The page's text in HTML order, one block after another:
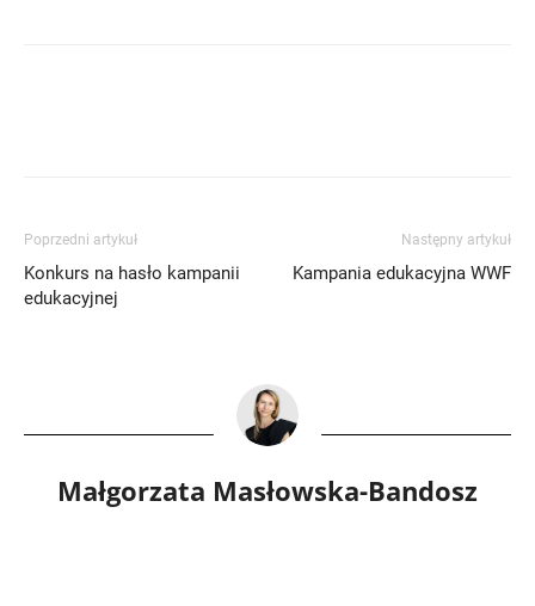
Poprzedni artykuł
Konkurs na hasło kampanii
edukacyjnej
Następny artykuł
Kampania edukacyjna WWF
Małgorzata Masłowska-Bandosz